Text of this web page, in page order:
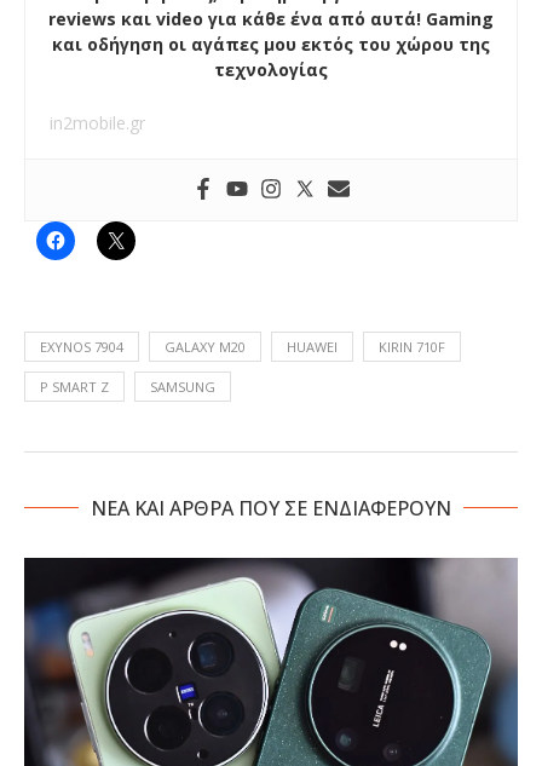
reviews και video για κάθε ένα από αυτά! Gaming
και οδήγηση οι αγάπες μου εκτός του χώρου της
τεχνολογίας
in2mobile.gr
EXYNOS 7904 GALAXY M20 HUAWEI KIRIN 710F
P SMART Z SAMSUNG
NΕΑ ΚΑΙ ΑΡΘΡΑ ΠΟΥ ΣΕ ΕΝΔΙΑΦΕΡΟΥΝ